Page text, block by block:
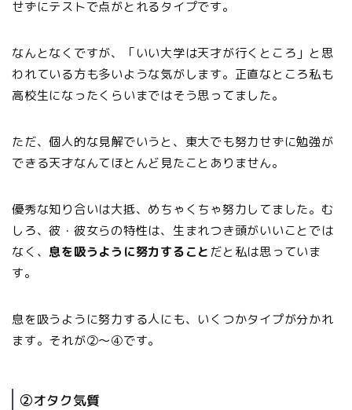
せずにテストで点がとれるタイプです。
なんとなくですが、「いい大学は天才が行くところ」と思
われている方も多いような気がします。正直なところ私も
高校生になったくらいまではそう思ってました。
ただ、個人的な見解でいうと、東大でも努力せずに勉強が
できる天才なんてほとんど見たことありません。
優秀な知り合いは大抵、めちゃくちゃ努力してました。む
しろ、彼・彼女らの特性は、生まれつき頭がいいことでは
なく、息を吸うように努力すること だと私は思っていま
す。
息を吸うように努力する人にも、いくつかタイプが分かれ
ます。それが②～④です。
②オタク気質